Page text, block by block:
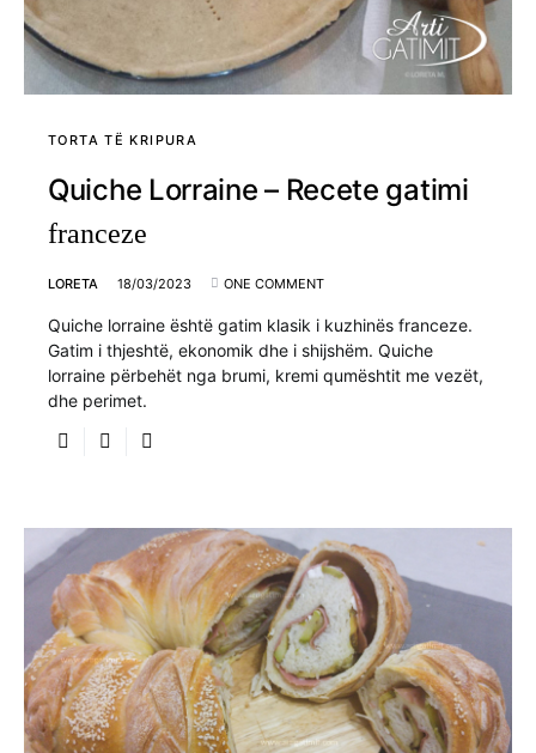
TORTA TË KRIPURA
Quiche Lorraine – Recete gatimi
franceze
LORETA 18/03/2023 ONE COMMENT
Quiche lorraine është gatim klasik i kuzhinës franceze.
Gatim i thjeshtë, ekonomik dhe i shijshëm. Quiche
lorraine përbehët nga brumi, kremi qumështit me vezët,
dhe perimet.